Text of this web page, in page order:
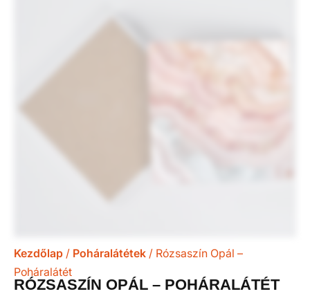
Kezdőlap / Poháralátétek / Rózsaszín Opál –
Poháralátét
RÓZSASZÍN OPÁL – POHÁRALÁTÉT